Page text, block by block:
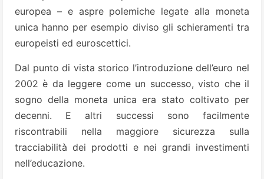
europea – e aspre polemiche legate alla moneta
unica hanno per esempio diviso gli schieramenti tra
europeisti ed euroscettici.
Dal punto di vista storico l’introduzione dell’euro nel
2002 è da leggere come un successo, visto che il
sogno della moneta unica era stato coltivato per
decenni. E altri successi sono facilmente
riscontrabili nella maggiore sicurezza sulla
tracciabilità dei prodotti e nei grandi investimenti
nell’educazione.